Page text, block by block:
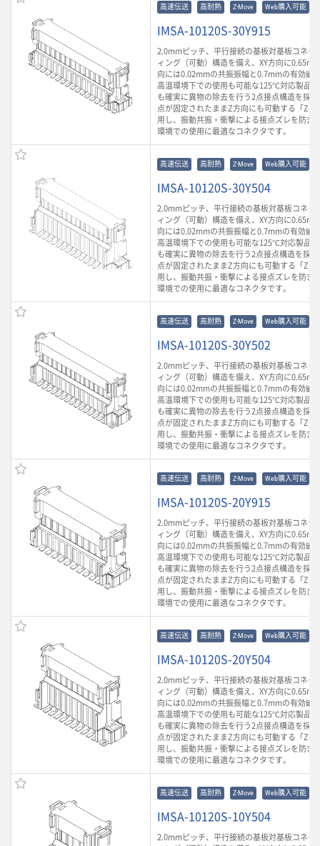
高速伝送 高耐熱 Z-Move Web購入可能
IMSA-10120S-30Y915
2.0mmピッチ、平行接続の基板対基板コネク
ィング（可動）構造を備え、XY方向に
向には0.02mmの共振振幅と0.7mmの有効嵌
高温環境下での使用も可能な125℃対応製品
も確実に異物の除去を行う2点接点構造を採
点が固定されたままZ方向にも可動する「Z-
用し、振動共振・衝撃による接点ズレを防ぎ
環境での使用に最適なコネクタです。
高速伝送 高耐熱 Z-Move Web購入可能
IMSA-10120S-30Y504
2.0mmピッチ、平行接続の基板対基板コネク
ィング（可動）構造を備え、XY方向に
向には0.02mmの共振振幅と0.7mmの有効嵌
高温環境下での使用も可能な125℃対応製品
も確実に異物の除去を行う2点接点構造を採
点が固定されたままZ方向にも可動する「Z-
用し、振動共振・衝撃による接点ズレを防ぎ
環境での使用に最適なコネクタです。
高速伝送 高耐熱 Z-Move Web購入可能
IMSA-10120S-30Y502
2.0mmピッチ、平行接続の基板対基板コネク
ィング（可動）構造を備え、XY方向に
向には0.02mmの共振振幅と0.7mmの有効嵌
高温環境下での使用も可能な125℃対応製品
も確実に異物の除去を行う2点接点構造を採
点が固定されたままZ方向にも可動する「Z-
用し、振動共振・衝撃による接点ズレを防ぎ
環境での使用に最適なコネクタです。
高速伝送 高耐熱 Z-Move Web購入可能
IMSA-10120S-20Y915
2.0mmピッチ、平行接続の基板対基板コネク
ィング（可動）構造を備え、XY方向に
向には0.02mmの共振振幅と0.7mmの有効嵌
高温環境下での使用も可能な125℃対応製品
も確実に異物の除去を行う2点接点構造を採
点が固定されたままZ方向にも可動する「Z-
用し、振動共振・衝撃による接点ズレを防ぎ
環境での使用に最適なコネクタです。
高速伝送 高耐熱 Z-Move Web購入可能
IMSA-10120S-20Y504
2.0mmピッチ、平行接続の基板対基板コネク
ィング（可動）構造を備え、XY方向に
向には0.02mmの共振振幅と0.7mmの有効嵌
高温環境下での使用も可能な125℃対応製品
も確実に異物の除去を行う2点接点構造を採
点が固定されたままZ方向にも可動する「Z-
用し、振動共振・衝撃による接点ズレを防ぎ
環境での使用に最適なコネクタです。
高速伝送 高耐熱 Z-Move Web購入可能
IMSA-10120S-10Y504
2.0mmピッチ、平行接続の基板対基板コネク